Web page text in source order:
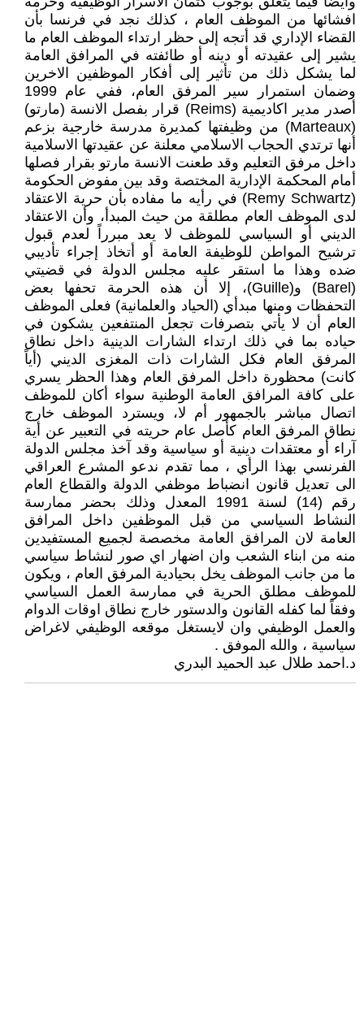
افشائها من الموظف العام ، كذلك نجد في فرنسا بأن
القضاء الإداري قد أتجه إلى حظر ارتداء الموظف العام ما
يشير إلى عقيدته أو دينه أو طائفته في المرافق العامة
لما يشكل ذلك من تأثير إلى أفكار الموظفين الاخرين
وضمان استمرار سير المرفق العام، ففي عام 1999
أصدر مدير اكاديمية (Reims) قرار بفصل الانسة (مارتو)
(Marteaux) من وظيفتها كمديرة مدرسة خارجية بزعم
أنها ترتدي الحجاب الاسلامي معلنة عن عقيدتها الاسلامية
داخل مرفق التعليم وقد طعنت الانسة مارتو بقرار فصلها
أمام المحكمة الإدارية المختصة وقد بين مفوض الحكومة
(Remy Schwartz) في رأيه ما مفاده بأن حرية الاعتقاد
لدى الموظف العام مطلقة من حيث المبدأ، وأن الاعتقاد
الديني أو السياسي للموظف لا يعد مبرراً لعدم قبول
ترشيح المواطن للوظيفة العامة أو أتخاذ إجراء تأديبي
ضده وهذا ما استقر عليه مجلس الدولة في قضيتي
(Barel) و(Guille)، إلا أن هذه الحرمة تحفها بعض
التحفظات ومنها مبدأي (الحياد والعلمانية) فعلى الموظف
العام أن لا يأتي بتصرفات تجعل المنتفعين يشكون في
حياده بما في ذلك ارتداء الشارات الدينية داخل نطاق
المرفق العام فكل الشارات ذات المغزى الديني (أياً
كانت) محظورة داخل المرفق العام وهذا الحظر يسري
على كافة المرافق العامة الوطنية سواء أكان للموظف
اتصال مباشر بالجمهور أم لا، ويسترد الموظف خارج
نطاق المرفق العام كأصل عام حريته في التعبير عن أية
آراء أو معتقدات دينية أو سياسية وقد آخذ مجلس الدولة
الفرنسي بهذا الرأي ، مما تقدم ندعو المشرع العراقي
الى تعديل قانون انضباط موظفي الدولة والقطاع العام
رقم (14) لسنة 1991 المعدل وذلك بحضر ممارسة
النشاط السياسي من قبل الموظفين داخل المرافق
العامة لان المرافق العامة مخصصة لجميع المستفيدين
منه من ابناء الشعب وان اضهار اي صور لنشاط سياسي
ما من جانب الموظف يخل بحيادية المرفق العام ، ويكون
للموظف مطلق الحرية في ممارسة العمل السياسي
وفقاً لما كفله القانون والدستور خارج نطاق اوقات الدوام
والعمل الوظيفي وان لايستغل موقعه الوظيفي لاغراض
سياسية ، والله الموفق .
د.احمد طلال عبد الحميد البدري